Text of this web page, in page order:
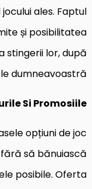
ales. Faptul
și posibilitatea
stingerii lor, după
dumneavoastră.
Si Promosiile
opțiuni de joc
să bănuiască
posibile. Oferta